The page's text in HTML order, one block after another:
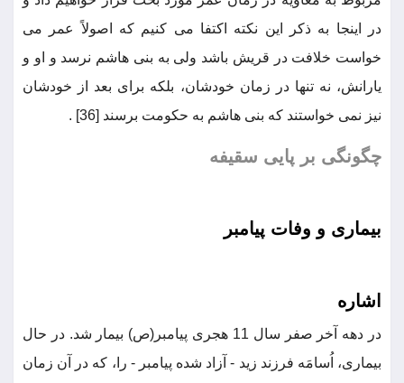
در اینجا به ذکر این نکته اکتفا می کنیم که اصولاً عمر می
خواست خلافت در قریش باشد ولی به بنی هاشم نرسد و او و
یارانش، نه تنها در زمان خودشان، بلکه برای بعد از خودشان
نیز نمی خواستند که بنی هاشم به حکومت برسند [36] .
چگونگی بر پایی سقیفه
بیماری و وفات پیامبر
اشاره
در دهه آخر صفر سال 11 هجری پیامبر(ص) بیمار شد. در حال
بیماری، اُسامَه فرزند زید - آزاد شده پیامبر - را، که در آن زمان